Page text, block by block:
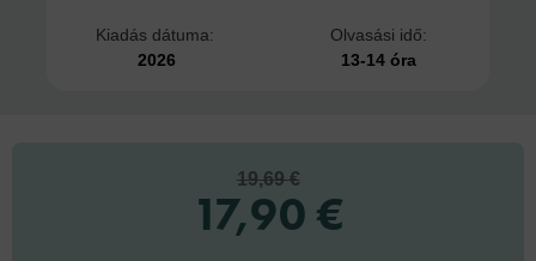
Kiadás dátuma:
2026
Olvasási idő:
13-14 óra
19,69 €
17,90 €